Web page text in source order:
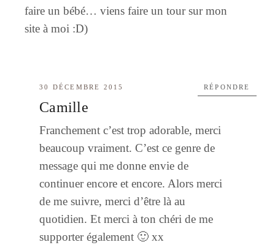
faire un bébé… viens faire un tour sur mon
site à moi :D)
30 DÉCEMBRE 2015
Camille
Franchement c’est trop adorable, merci
beaucoup vraiment. C’est ce genre de
message qui me donne envie de
continuer encore et encore. Alors merci
de me suivre, merci d’être là au
quotidien. Et merci à ton chéri de me
supporter également 🙂 xx
RÉPONDRE